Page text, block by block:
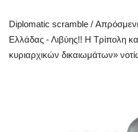
Mykonos Ticker TV
Sport
Diplomatic scramble /
Ελλάδας - Λιβύης!! Η Τρίπολη
κυριαρχικών δικαιωμάτων»